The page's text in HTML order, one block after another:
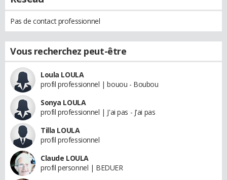
Pas de contact professionnel
Vous recherchez peut-être
Loula LOULA
profil professionnel | bouou - Boubou
Sonya LOULA
profil professionnel | J'ai pas - J'ai pas
Tilla LOULA
profil professionnel
Claude LOULA
profil personnel | BEDUER